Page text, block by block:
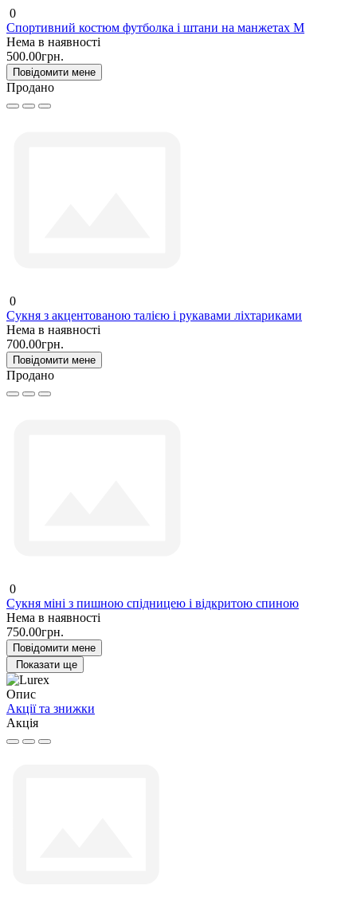
0
Спортивний костюм футболка і штани на манжетах M
Нема в наявності
500.00грн.
Повідомити мене
Продано
0
Сукня з акцентованою талією і рукавами ліхтариками
Нема в наявності
700.00грн.
Повідомити мене
Продано
0
Сукня міні з пишною спідницею і відкритою спиною
Нема в наявності
750.00грн.
Повідомити мене
Показати ще
Опис
Акції та знижки
Акція